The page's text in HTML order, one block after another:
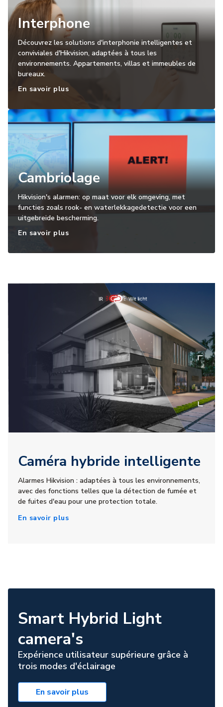
Interphone
Découvrez les solutions d'interphonie intelligentes et
conviviales d'Hikvision, adaptées à tous les
environnements. Appartements, villas et immeubles de
bureaux.
En savoir plus
Cambriolage
Hikvision's alarmen: op maat voor elk omgeving, met
functies zoals rook- en waterlekkagedetectie voor een
uitgebreide bescherming.
En savoir plus
Caméra hybride intelligente
Alarmes Hikvision : adaptées à tous les environnements,
avec des fonctions telles que la détection de fumée et
de fuites d'eau pour une protection totale.
En savoir plus
Smart Hybrid Light
camera's
Expérience utilisateur supérieure grâce à
trois modes d'éclairage
En savoir plus